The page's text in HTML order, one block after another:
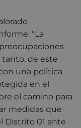
“La
tanto, de este
una política
en el
el camino para
medidas que
Distrito 01 ante